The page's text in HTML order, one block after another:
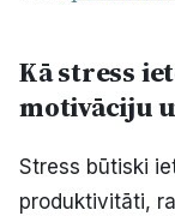
Kā stress
motivāciju
Stress būtiski
produktivitāti,